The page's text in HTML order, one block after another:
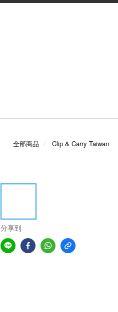
全部商品 Clip & Carry Taiwan
分享到